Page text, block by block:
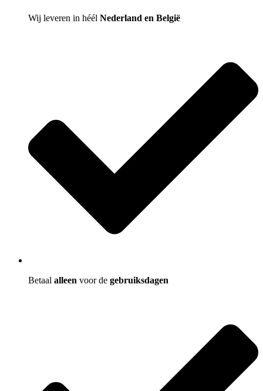
Wij leveren in héél Nederland en België
Betaal alleen voor de gebruiksdagen